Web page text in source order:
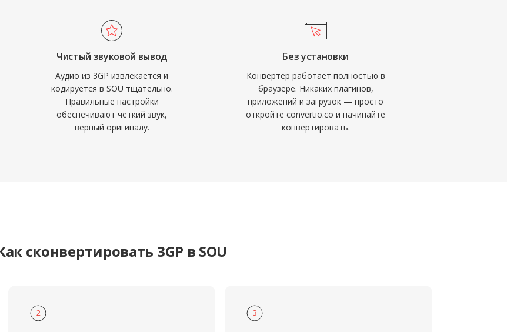
Чистый звуковой вывод
Аудио из 3GP извлекается и
кодируется в SOU тщательно.
Правильные настройки
обеспечивают чёткий звук,
верный оригиналу.
Без установки
Конвертер работает полностью в
браузере. Никаких плагинов,
приложений и загрузок — просто
откройте convertio.co и начинайте
конвертировать.
сконвертировать 3GP в SOU
2 3